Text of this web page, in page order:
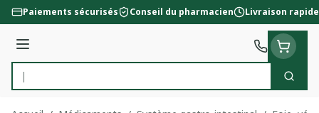
Aller au contenu
Paiements sécurisés Conseil du pharmacien Livraison rapide
Menu
Rechercher